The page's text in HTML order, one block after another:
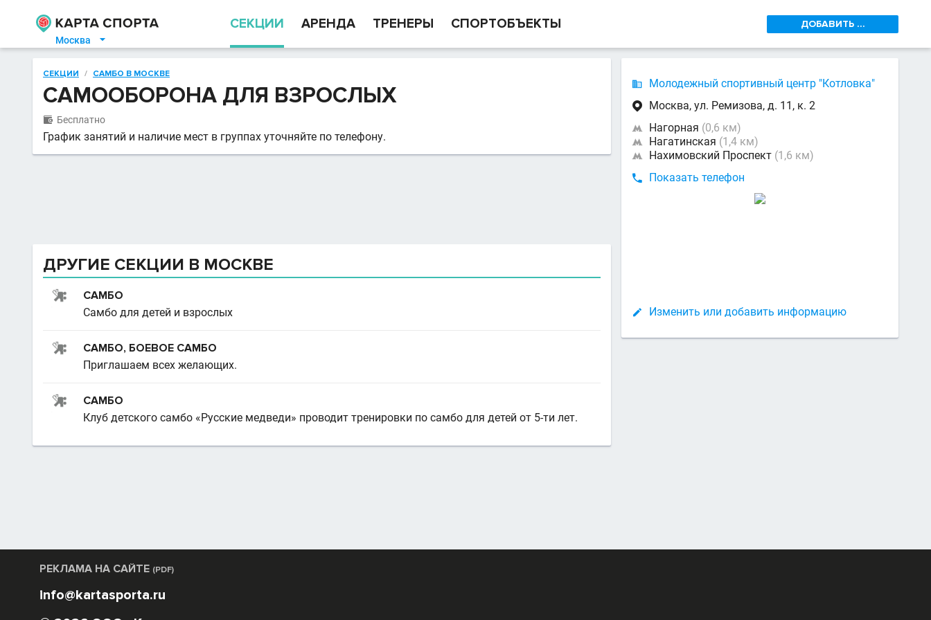
Москва 
СЕКЦИИ АРЕНДА ТРЕНЕРЫ СПОРТОБЪЕКТЫ ДОБАВИТЬ ...
СЕКЦИИ / САМБО В МОСКВЕ
САМООБОРОНА ДЛЯ ВЗРОСЛЫХ
 Бесплатно
График занятий и наличие мест в группах уточняйте по телефону.
ДРУГИЕ СЕКЦИИ В МОСКВЕ
САМБО
Самбо для детей и взрослых
САМБО, БОЕВОЕ САМБО
Приглашаем всех желающих.
САМБО
Клуб детского самбо «Русские медведи» проводит тренировки по самбо для детей от 5-ти лет.
 Молодежный спортивный центр "Котловка"
 Москва, ул. Ремизова, д. 11, к. 2
 Нагорная (0,6 км)
 Нагатинская (1,4 км)
 Нахимовский Проспект (1,6 км)
 Показать телефон
 Изменить или добавить информацию
РЕКЛАМА НА САЙТЕ (PDF)
info@kartasporta.ru